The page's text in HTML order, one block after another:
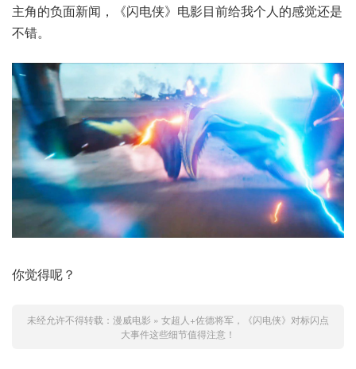
主角的负面新闻，《闪电侠》电影目前给我个人的感觉还是
不错。
你觉得呢？
未经允许不得转载： 漫威电影 » 女超人+佐德将军，《闪电侠》对标闪点
大事件这些细节值得注意！